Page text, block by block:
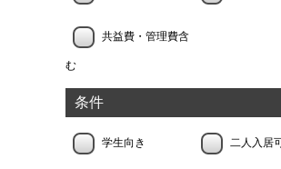
共益費・管理費含
む
条件
学生向き 二人入居可